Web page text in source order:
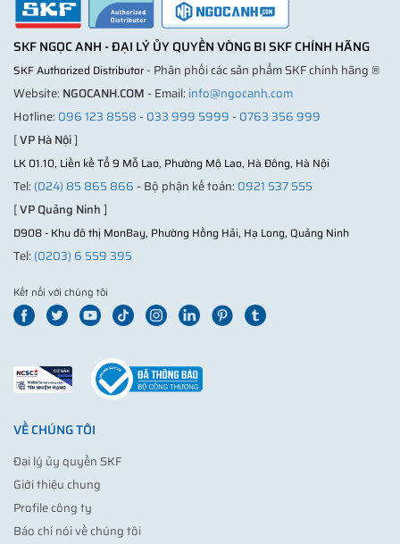
SKF NGỌC ANH - ĐẠI LÝ ỦY QUYỀN VÒNG BI SKF CHÍNH HÃNG
SKF Authorized Distributor- Phân phối các sản phẩm SKF chính hãng ®
Website: NGOCANH.COM- Email: info@ngocanh.com
Hotline: 096 123 8558- 033 999 5999- 0763 356 999
[VP Hà Nội]
LK 01.10, Liền kề Tổ 9 Mỗ Lao, Phường Mộ Lao, Hà Đông, Hà Nội
Tel: (024) 85 865 866- Bộ phận kế toán: 0921 537 555
[VP Quảng Ninh]
D908 - Khu đô thị MonBay, Phường Hồng Hải, Hạ Long, Quảng Ninh
Tel: (0203) 6 559 395
Kết nối với chúng tôi
VỀ CHÚNG TÔI
Đại lý ủy quyền SKF
Giới thiệu chung
Profile công ty
Báo chí nói về chúng tôi